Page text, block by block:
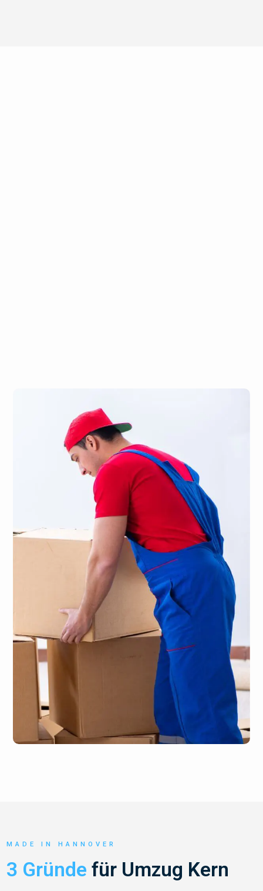
MADE IN HANNOVER
3 Gründe für Umzug Kern